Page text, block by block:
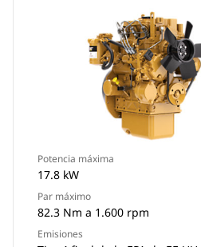
Potencia máxima
17.8 kW
Par máximo
82.3 Nm a 1.600 rpm
Emisiones